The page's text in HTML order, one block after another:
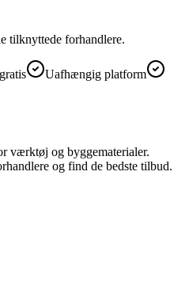
tilknyttede forhandlere.
Uafhængig platform
værktøj og byggematerialer.
og find de bedste tilbud.